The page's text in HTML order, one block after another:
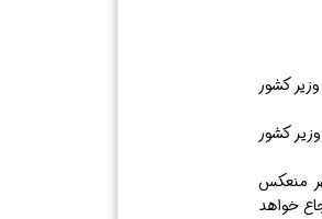
وزیر کشور
کشور
منعکس
خواهد